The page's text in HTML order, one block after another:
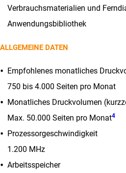
Verbrauchsmaterialien und
Anwendungsbibliothek
ALLGEMEINE DATEN
Empfohlenes monatliches
750 bis 4.000 Seiten pro Monat
Monatliches Druckvolumen
Max. 50.000 Seiten pro Monat4
Prozessorgeschwindigkeit
1.200 MHz
Arbeitsspeicher